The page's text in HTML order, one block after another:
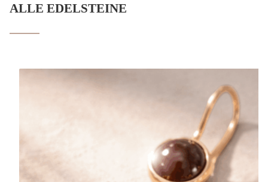
ALLE EDELSTEINE